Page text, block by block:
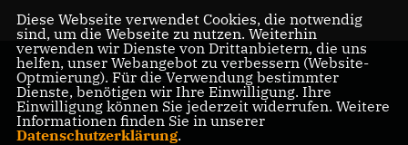
Die Helmstedter Kreis-CDU präsentiert sich im
Internet.
Diese Webseite verwendet Cookies, die notwendig
sind, um die Webseite zu nutzen. Weiterhin
verwenden wir Dienste von Drittanbietern, die uns
helfen, unser Webangebot zu verbessern (Website-
Optmierung). Für die Verwendung bestimmter
Dienste, benötigen wir Ihre Einwilligung. Ihre
Einwilligung können Sie jederzeit widerrufen. Weitere
Informationen finden Sie in unserer
Datenschutzerklärung.